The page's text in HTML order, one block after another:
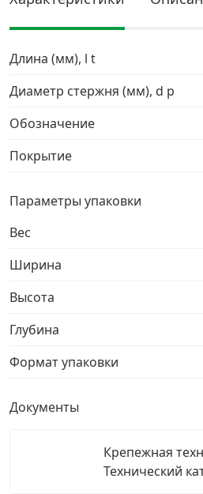
Грузовой крепеж
Кронштейны и крюки
Метрический крепеж
Электро и
Нержавеющий крепеж
Перфорированный крепеж
Длина (мм), l t
Диаметр стержня (мм), d p
Обозначение
Покрытие
Параметры упаковки
Вес
Ширина
Высота
Глубина
Формат упаковки
Документы
Крепежная
Технический